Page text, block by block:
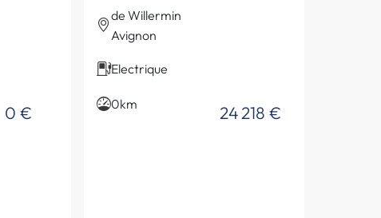
0 €
de Willermin
Avignon
Electrique
0km 24 218 €